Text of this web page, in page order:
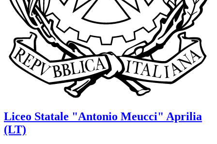
Liceo Statale "Antonio Meucci" Aprilia
(LT)